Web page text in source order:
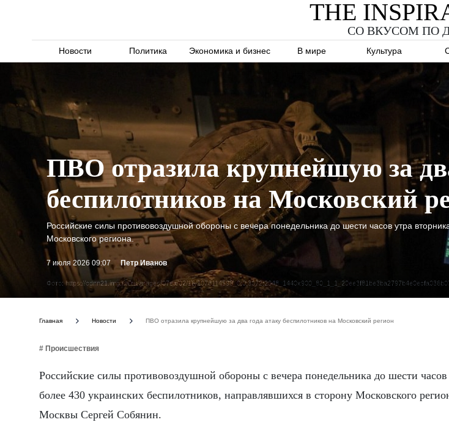
THE
СО ВКУСОМ ПО
Новости Политика Экономика и бизнес В мире Культура
Фото: https://cdnn21.img.ria.ru/images/07ea/02/16/
ПВО отразила крупнейшую за
беспилотников на Московский
Российские силы противовоздушной обороны с вечера понедельника до шести часов утра
Московского региона.
7 июля 2026 09:07 Петр Иванов
Главная Новости ПВО отразила крупнейшую за два года атаку беспилотников на Московский регион
# Происшествия
Российские силы противовоздушной обороны с вечера понедельника до шести
более 430 украинских беспилотников, направлявшихся в сторону Московского
Москвы Сергей Собянин.